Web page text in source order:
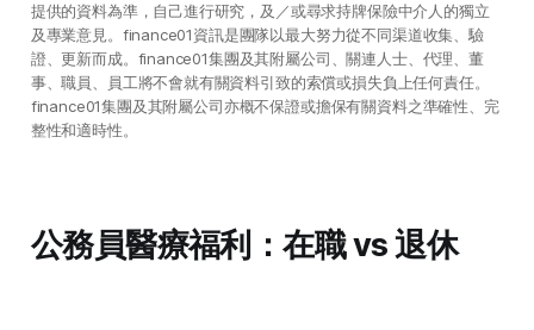
提供的資料為準，自己進行研究，及／或尋求持牌保險中介人的獨立
及專業意見。finance01資訊是團隊以最大努力從不同渠道收集、驗
證、更新而成。finance01集團及其附屬公司、關連人士、代理、董
事、職員、員工將不會就有關資料引致的索償或損失負上任何責任。
finance01集團及其附屬公司亦概不保證或擔保有關資料之準確性、完
整性和適時性。
公務員醫療福利：在職 vs 退休